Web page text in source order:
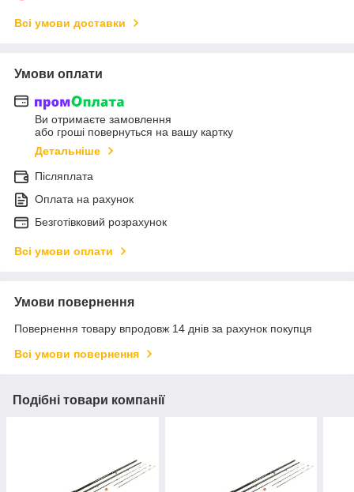
Всі умови доставки
Умови оплати
Ви отримаєте замовлення
або гроші повернуться на вашу картку
Детальніше
Післяплата
Оплата на рахунок
Безготівковий розрахунок
Всі умови оплати
Умови повернення
Повернення товару впродовж 14 днів за рахунок покупця
Всі умови повернення
Подібні товари компанії